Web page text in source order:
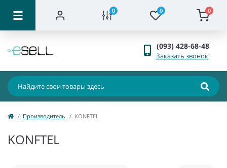
0 0 0
(093) 428-68-48
Заказать звонок
Производитель KONFTEL
KONFTEL